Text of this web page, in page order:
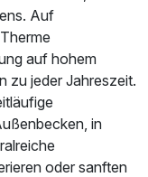
Auf
auf hohem
zu jeder Jahreszeit.
in
oder sanften